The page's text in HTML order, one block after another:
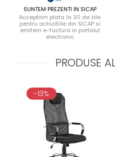
SUNTEM PREZENTI IN SICAP
Acceptam plata la 30 de zile
pentru achizitiile din SICAP si
emitem e-factura in portalul
electronic
PRODUSE
-13%